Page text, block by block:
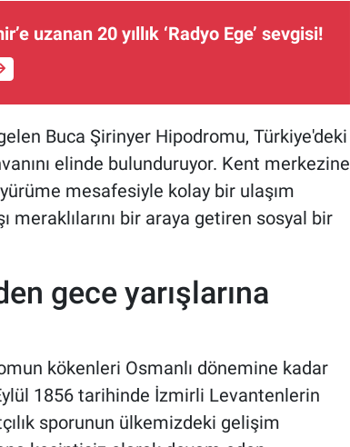
uzanan 20 yıllık ‘Radyo Ege’ sevgisi!
Buca Şirinyer Hipodromu, Türkiye'deki
elinde bulunduruyor. Kent merkezine
mesafesiyle kolay bir ulaşım
meraklılarını bir araya getiren sosyal bir
gece yarışlarına
kökenleri Osmanlı dönemine kadar
1856 tarihinde İzmirli Levantenlerin
sporunun ülkemizdeki gelişim